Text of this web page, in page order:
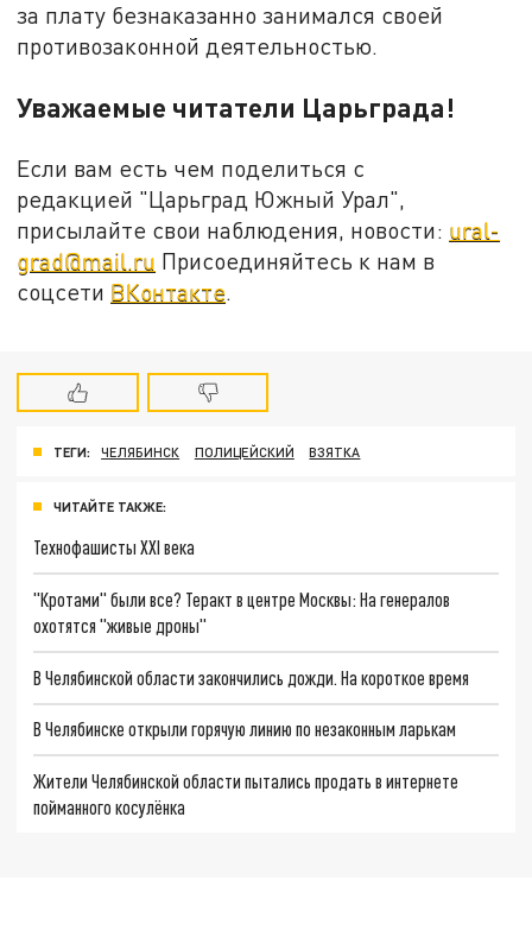
за плату безнаказанно занимался своей
противозаконной деятельностью.
Уважаемые читатели Царьграда!
Если вам есть чем поделиться с
редакцией "Царьград Южный Урал",
присылайте свои наблюдения, новости: ural-
grad@mail.ru Присоединяйтесь к нам в
соцсети ВКонтакте.
ТЕГИ: ЧЕЛЯБИНСК ПОЛИЦЕЙСКИЙ ВЗЯТКА
ЧИТАЙТЕ ТАКЖЕ:
Технофашисты XXI века
"Кротами" были все? Теракт в центре Москвы: На генералов
охотятся "живые дроны"
В Челябинской области закончились дожди. На короткое время
В Челябинске открыли горячую линию по незаконным ларькам
Жители Челябинской области пытались продать в интернете
пойманного косулёнка